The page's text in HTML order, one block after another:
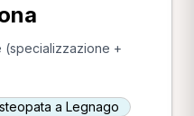
(specializzazione +
a Legnago